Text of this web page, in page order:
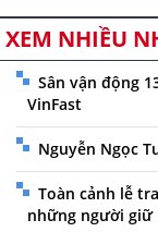
XEM NHIỀU
Sân vận động
VinFast
Nguyễn Ngọc
Toàn cảnh lễ
những người giữ